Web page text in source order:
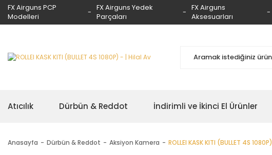
FX Airguns PCP
Modelleri
FX Airguns Yedek
Parçaları
FX Airguns
Aksesuarları
Atıcılık Dürbün & Reddot İndirimli ve İkinci El Ürünler
Anasayfa Dürbün & Reddot Aksiyon Kamera ROLLEI KASK KITI (BULLET 4S 1080P)